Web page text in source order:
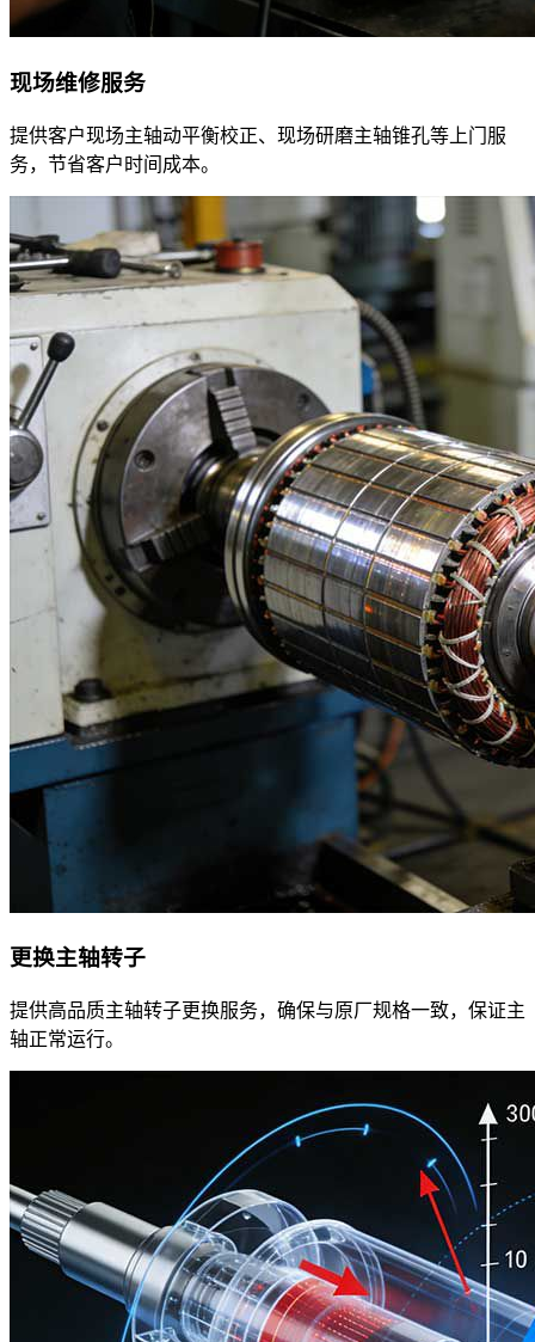
现场维修服务
提供客户现场主轴动平衡校正、现场研磨主轴锥孔等上门服
务，节省客户时间成本。
更换主轴转子
提供高品质主轴转子更换服务，确保与原厂规格一致，保证主
轴正常运行。